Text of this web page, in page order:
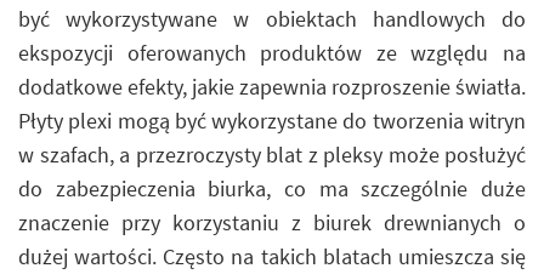
być wykorzystywane w obiektach handlowych do
ekspozycji oferowanych produktów ze względu na
dodatkowe efekty, jakie zapewnia rozproszenie światła.
Płyty plexi mogą być wykorzystane do tworzenia witryn
w szafach, a przezroczysty blat z pleksy może posłużyć
do zabezpieczenia biurka, co ma szczególnie duże
znaczenie przy korzystaniu z biurek drewnianych o
dużej wartości. Często na takich blatach umieszcza się